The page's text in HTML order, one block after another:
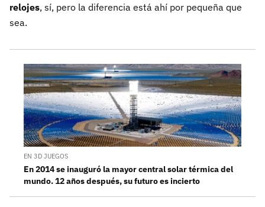
relojes, sí, pero la diferencia está ahí por pequeña que
sea.
EN 3D JUEGOS
En 2014 se inauguró la mayor central solar térmica del
mundo. 12 años después, su futuro es incierto